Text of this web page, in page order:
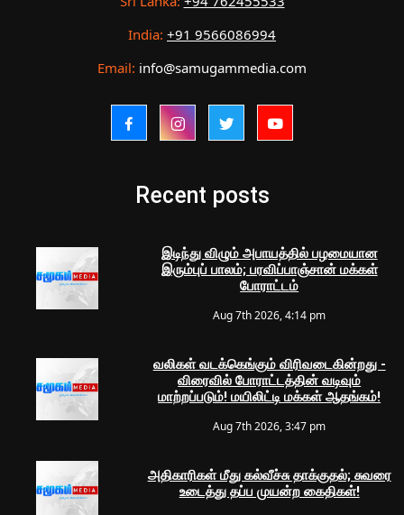
India: +91 9566086994
Email: info@samugammedia.com
Recent posts
இடிந்து விழும் அபாயத்தில் பழமையான
இரும்புப் பாலம்; பரவிப்பாஞ்சான் மக்கள்
போராட்டம்
Aug 7th 2026, 4:14 pm
வலிகள் வடக்கெங்கும் விரிவடைகின்றது -
விரைவில் போராட்டத்தின் வடிவும்
மாற்றப்படும்! மயிலிட்டி மக்கள் ஆதங்கம்!
Aug 7th 2026, 3:47 pm
அதிகாரிகள் மீது கல்வீச்சு தாக்குதல்; சுவரை
உடைத்து தப்ப முயன்ற கைதிகள்!